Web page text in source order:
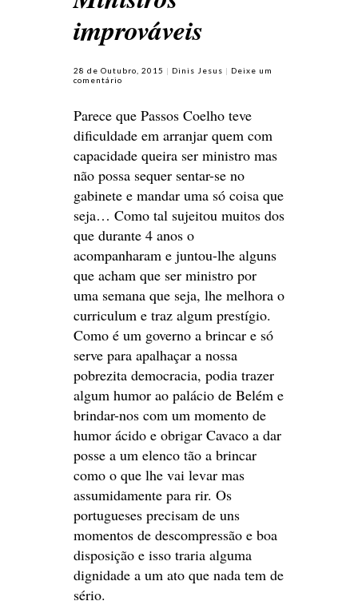
improváveis
28 de Outubro, 2015 Dinis Jesus
Deixe um
comentário
Parece que Passos Coelho teve
dificuldade em arranjar quem com
capacidade queira ser ministro mas
não possa sequer sentar-se no
gabinete e mandar uma só coisa que
seja… Como tal sujeitou muitos dos
que durante 4 anos o
acompanharam e juntou-lhe alguns
que acham que ser ministro por
uma semana que seja, lhe melhora o
curriculum e traz algum prestígio.
Como é um governo a brincar e só
serve para apalhaçar a nossa
pobrezita democracia, podia trazer
algum humor ao palácio de Belém e
brindar-nos com um momento de
humor ácido e obrigar Cavaco a dar
posse a um elenco tão a brincar
como o que lhe vai levar mas
assumidamente para rir. Os
portugueses precisam de uns
momentos de descompressão e boa
disposição e isso traria alguma
dignidade a um ato que nada tem de
sério.